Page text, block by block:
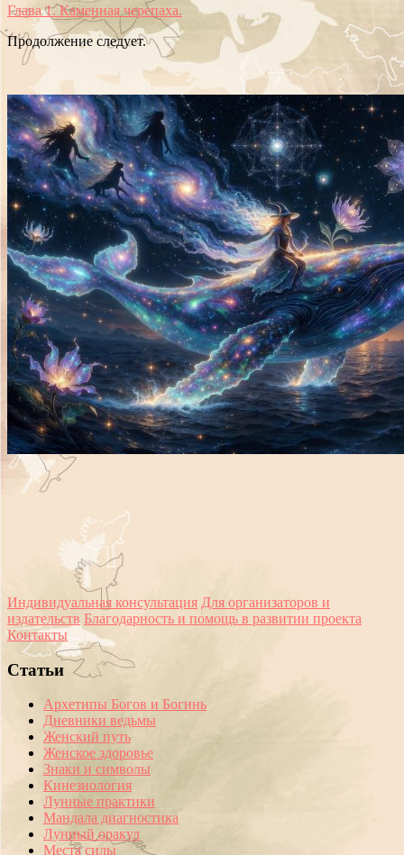
Глава 1. Каменная черепаха.
Продолжение следует.
Индивидуальная консультация Для организаторов и
издательств Благодарность и помощь в развитии проекта
Контакты
Статьи
Архетипы Богов и Богинь
Дневники ведьмы
Женский путь
Женское здоровье
Знаки и символы
Кинезиология
Лунные практики
Мандала диагностика
Лунный оракул
Места силы